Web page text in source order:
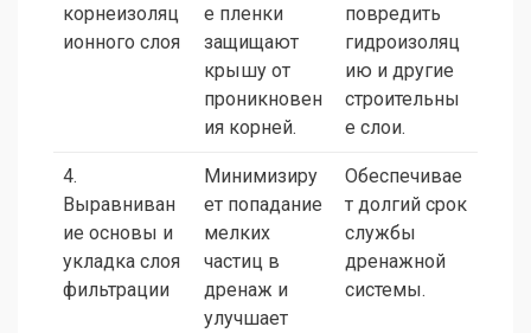
корнеизоляц
ионного слоя
е пленки
защищают
крышу от
проникновен
ия корней.
повредить
гидроизоляц
ию и другие
строительны
е слои.
4.
Выравниван
ие основы и
укладка слоя
фильтрации
Минимизиру
ет попадание
мелких
частиц в
дренаж и
улучшает
Обеспечивае
т долгий срок
службы
дренажной
системы.